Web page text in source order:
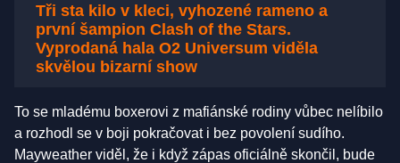
Tři sta kilo v kleci, vyhozené rameno a
první šampion Clash of the Stars.
Vyprodaná hala O2 Universum viděla
skvělou bizarní show
To se mladému boxerovi z mafiánské rodiny vůbec nelíbilo
a rozhodl se v boji pokračovat i bez povolení sudího.
Mayweather viděl, že i když zápas oficiálně skončil, bude